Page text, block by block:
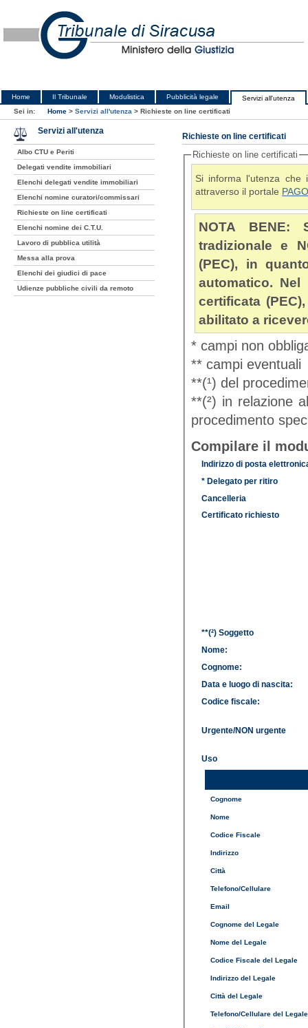
Home Il Tribunale Modulistica Pubblicità legale
Servizi all'utenza
Sei in:
Home > Servizi all'utenza > Richieste on line certificati
Richieste on line certificati
Richieste on line certificati
Si informa l'utenza che
attraverso il portale
NOTA BENE:
tradizionale e
(PEC), in quanto la richiesta online è generata da un sistema
automatico. Nel caso si utilizzi
certificata (PEC),
abilitato a
* campi non
** campi eventuali
**(¹) del
**(²) in relazione
procedimento
Compilare il
Indirizzo di posta
* Delegato per ritiro
Cancelleria
Certificato richiesto
**(²) Soggetto
Nome:
Cognome:
Data e luogo di nascita:
Codice fiscale:
Urgente/NON urgente
Uso
Cognome
Nome
Codice Fiscale
Indirizzo
Città
Telefono/Cellulare
Email
Cognome del Legale
Nome del Legale
Codice Fiscale del Legale
Indirizzo del Legale
Città del Legale
Telefono/Cellulare del Legale
Servizi all'utenza
Albo CTU e Periti
Delegati vendite immobiliari
Elenchi delegati vendite immobiliari
Elenchi nomine curatori/commissari
Richieste on line certificati
Elenchi nomine dei C.T.U.
Lavoro di pubblica utilità
Messa alla prova
Elenchi dei giudici di pace
Udienze pubbliche civili da remoto